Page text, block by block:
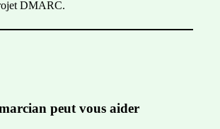
DMARC.
peut vous aider